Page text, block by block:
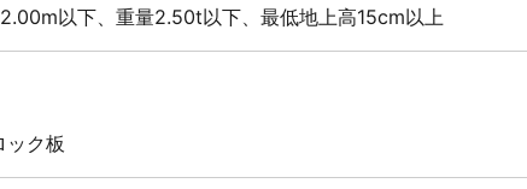
以下、重量2.50t以下、最低地上高15cm以上
ク板